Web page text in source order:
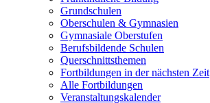
Grundschulen
Oberschulen & Gymnasien
Gymnasiale Oberstufen
Berufsbildende Schulen
Querschnittsthemen
Fortbildungen in der nächsten Zeit
Alle Fortbildungen
Veranstaltungskalender